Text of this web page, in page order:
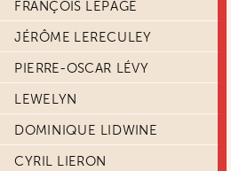
FRANÇOIS LEPAGE
JÉRÔME LERECULEY
PIERRE-OSCAR LÉVY
LEWELYN
DOMINIQUE LIDWINE
CYRIL LIERON